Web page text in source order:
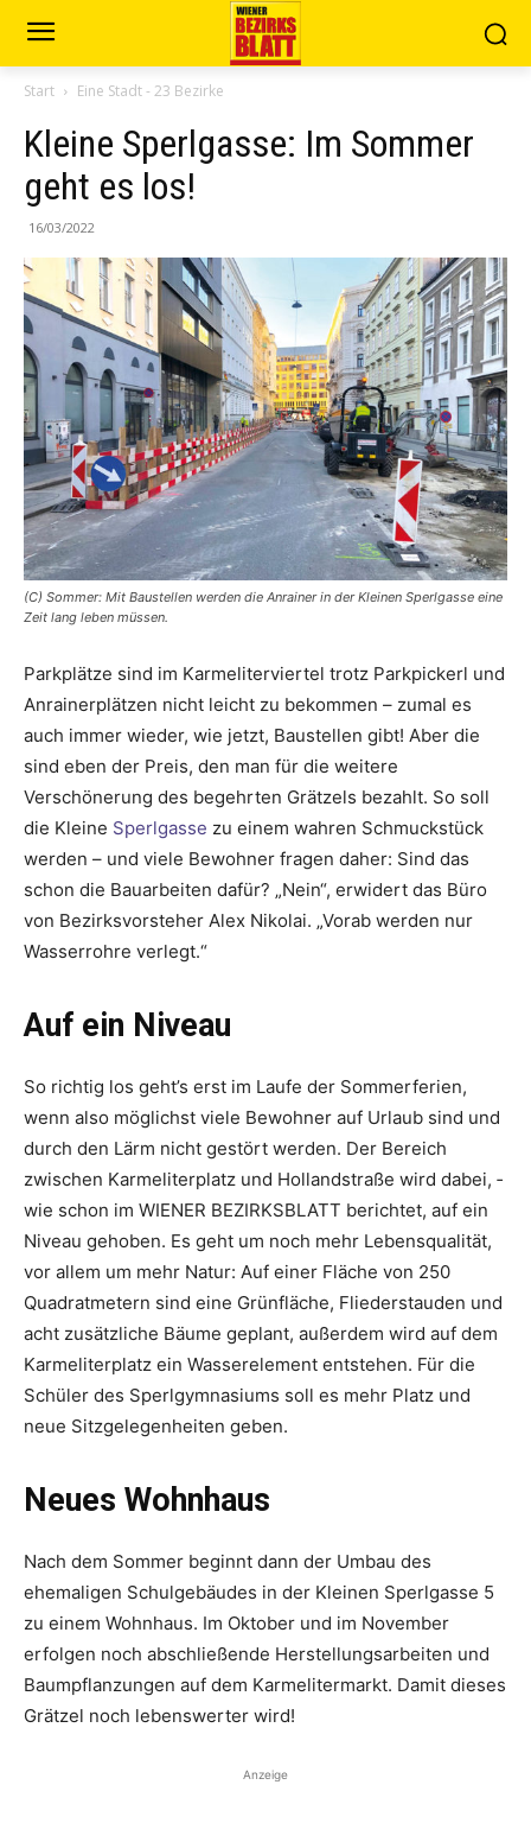
Start Eine Stadt - 23 Bezirke
Kleine Sperlgasse: Im Sommer
geht es los!
16/03/2022
(C) Sommer: Mit Baustellen werden die Anrainer in der Kleinen Sperlgasse eine
Zeit lang leben müssen.
Parkplätze sind im Karmeliterviertel trotz Parkpickerl und
Anrainerplätzen nicht leicht zu bekommen – zumal es
auch immer wieder, wie jetzt, Baustellen gibt! Aber die
sind eben der Preis, den man für die weitere
Verschönerung des begehrten Grätzels bezahlt. So soll
die Kleine Sperlgasse zu einem wahren Schmuckstück
werden – und viele Bewohner fragen daher: Sind das
schon die Bauarbeiten dafür? „Nein“, erwidert das Büro
von Bezirksvorsteher Alex Nikolai. „Vorab werden nur
Wasserrohre verlegt.“
Auf ein Niveau
So richtig los geht’s erst im Laufe der Sommerferien,
wenn also möglichst viele Bewohner auf Urlaub sind und
durch den Lärm nicht gestört werden. Der Bereich
zwischen Karmeliterplatz und Hollandstraße wird dabei, ­
wie schon im WIENER ­BEZIRKSBLATT berichtet, auf ein
Niveau gehoben. Es geht um noch mehr Lebensqualität,
vor allem um mehr Natur: Auf einer Fläche von 250
Quadratmetern sind eine Grünfläche, Fliederstauden und
acht zusätzliche Bäume geplant, außerdem wird auf dem
Karmeliterplatz ein Wasser­element entstehen. Für die
Schüler des Sperlgymnasiums soll es mehr Platz und
neue Sitzgelegenheiten geben.
Neues Wohnhaus
Nach dem Sommer beginnt dann der Umbau des
ehemaligen Schulgebäudes in der Kleinen Sperlgasse 5
zu einem Wohnhaus. Im Oktober und im November
erfolgen noch abschließende Her­stellungsarbeiten und
Baumpflanzungen auf dem Kar­melitermarkt. Damit dieses
Grätzel noch lebenswerter wird!
Anzeige